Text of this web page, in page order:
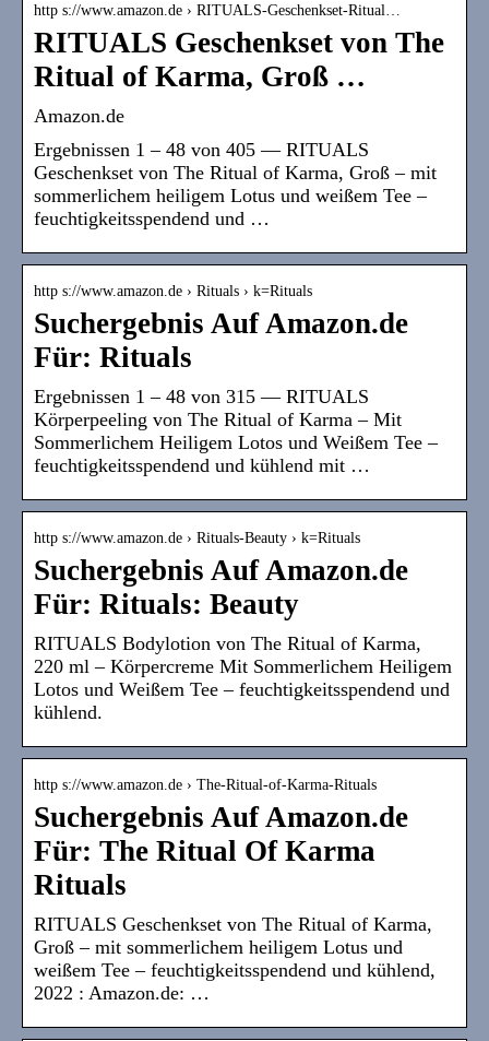
http s://www.amazon.de › RITUALS-Geschenkset-Ritual…
RITUALS Geschenkset von The
Ritual of Karma, Groß …
Amazon.de
Ergebnissen 1 – 48 von 405 — RITUALS
Geschenkset von The Ritual of Karma, Groß – mit
sommerlichem heiligem Lotus und weißem Tee –
feuchtigkeitsspendend und …
http s://www.amazon.de › Rituals › k=Rituals
Suchergebnis Auf Amazon.de
Für: Rituals
Ergebnissen 1 – 48 von 315 — RITUALS
Körperpeeling von The Ritual of Karma – Mit
Sommerlichem Heiligem Lotos und Weißem Tee –
feuchtigkeitsspendend und kühlend mit …
http s://www.amazon.de › Rituals-Beauty › k=Rituals
Suchergebnis Auf Amazon.de
Für: Rituals: Beauty
RITUALS Bodylotion von The Ritual of Karma,
220 ml – Körpercreme Mit Sommerlichem Heiligem
Lotos und Weißem Tee – feuchtigkeitsspendend und
kühlend.
http s://www.amazon.de › The-Ritual-of-Karma-Rituals
Suchergebnis Auf Amazon.de
Für: The Ritual Of Karma
Rituals
RITUALS Geschenkset von The Ritual of Karma,
Groß – mit sommerlichem heiligem Lotus und
weißem Tee – feuchtigkeitsspendend und kühlend,
2022 : Amazon.de: …